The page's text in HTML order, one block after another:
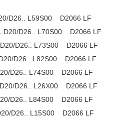
D26.. L59S00 D2066 LF
D20/D26.. L70S00 D2066 LF
D26.. L73S00 D2066 LF
D26.. L82S00 D2066 LF
D26.. L74S00 D2066 LF
D26.. L26X00 D2066 LF
D26.. L84S00 D2066 LF
D26.. L15S00 D2066 LF